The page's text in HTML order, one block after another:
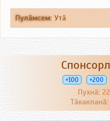
Пулӑмсем: Утӑ
+100 +200
Пухнӑ: